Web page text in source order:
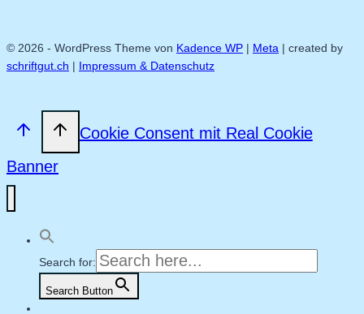
© 2026 - WordPress Theme von Kadence WP | Meta | created by
schriftgut.ch | Impressum & Datenschutz
Cookie Consent mit Real Cookie
Banner
Search for:
Search Button